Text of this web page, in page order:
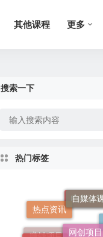
其他课程 更多
搜索一下
热门标签
电商运
热点资讯
自媒体
创业项目
网创项目